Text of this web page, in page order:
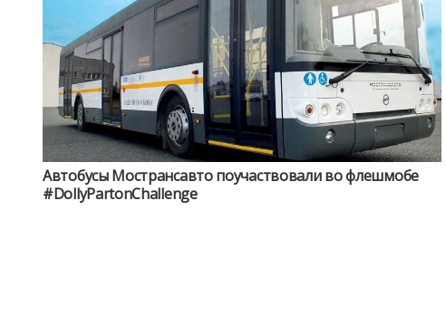
Автобусы Мострансавто поучаствовали во флешмобе
#DollyPartonChallenge